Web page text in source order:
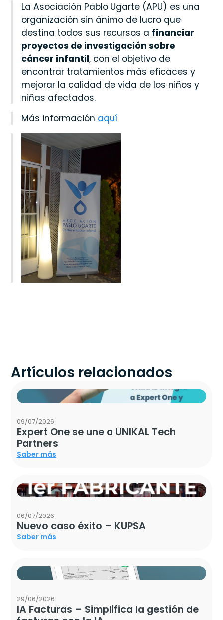
La Asociación Pablo Ugarte (APU) es una
organización sin ánimo de lucro que
destina todos sus recursos a financiar
proyectos de investigación sobre
cáncer infantil, con el objetivo de
encontrar tratamientos más eficaces y
mejorar la calidad de vida de los niños y
niñas afectados.
Más información aquí
Artículos relacionados
09/07/2026
Expert One se une a UNIKAL Tech
Partners
Saber más
06/07/2026
Nuevo caso éxito – KUPSA
Saber más
29/06/2026
IA Facturas – Simplifica la gestión de